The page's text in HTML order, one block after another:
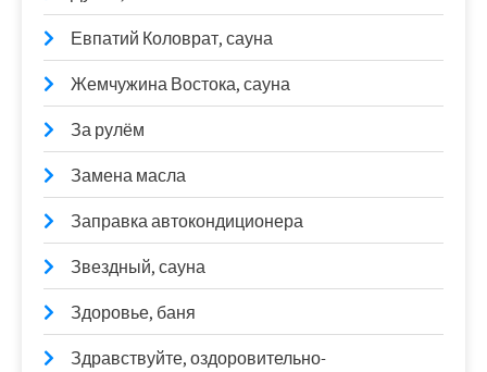
Евпатий Коловрат, сауна
Жемчужина Востока, сауна
За рулём
Замена масла
Заправка автокондиционера
Звездный, сауна
Здоровье, баня
Здравствуйте, оздоровительно-